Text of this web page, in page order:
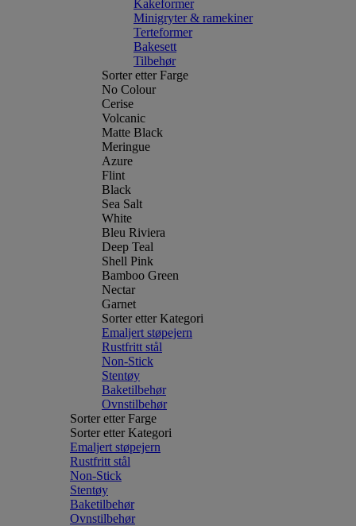
Kakeformer
Minigryter & ramekiner
Terteformer
Bakesett
Tilbehør
Sorter etter Farge
No Colour
Cerise
Volcanic
Matte Black
Meringue
Azure
Flint
Black
Sea Salt
White
Bleu Riviera
Deep Teal
Shell Pink
Bamboo Green
Nectar
Garnet
Sorter etter Kategori
Emaljert støpejern
Rustfritt stål
Non-Stick
Stentøy
Baketilbehør
Ovnstilbehør
Sorter etter Farge
Sorter etter Kategori
Emaljert støpejern
Rustfritt stål
Non-Stick
Stentøy
Baketilbehør
Ovnstilbehør